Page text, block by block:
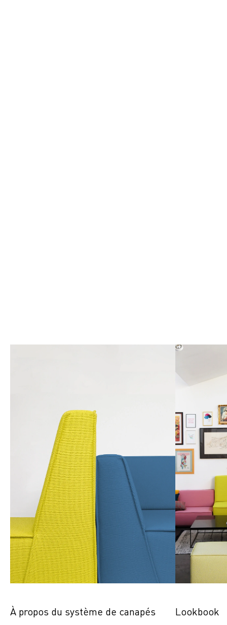
À propos du système de canapés Lookbook